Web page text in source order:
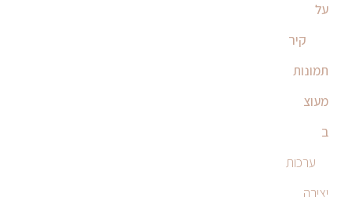
על
קיר
תמונות
מעוצ
ב
ערכות
יצירה